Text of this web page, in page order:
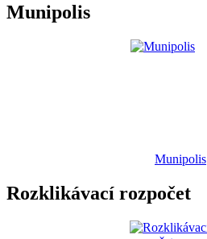
Munipolis
Munipolis
Rozklikávací rozpočet